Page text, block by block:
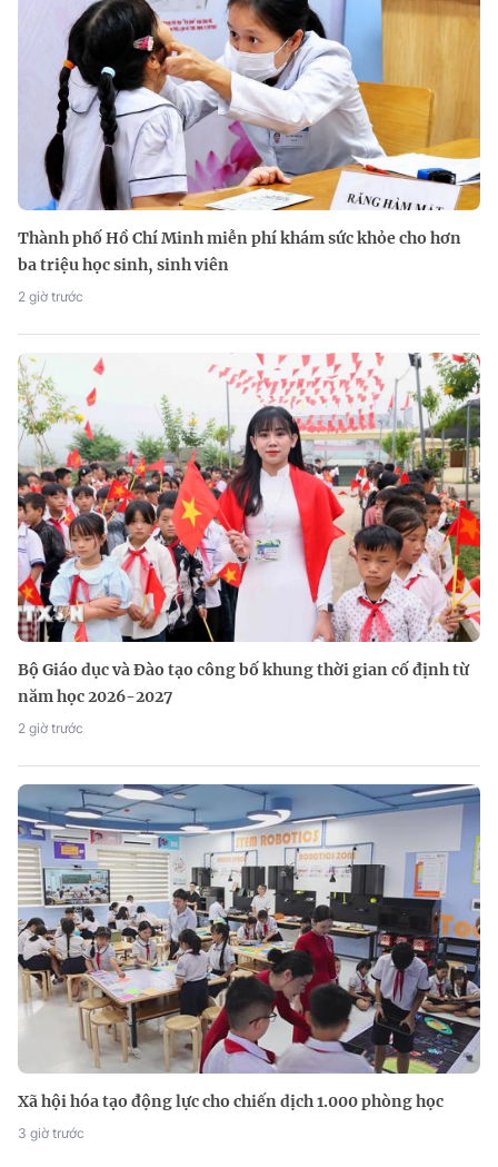
Thành phố Hồ Chí Minh miễn phí khám sức khỏe cho hơn
ba triệu học sinh, sinh viên
2 giờ trước
Bộ Giáo dục và Đào tạo công bố khung thời gian cố định từ
năm học 2026-2027
2 giờ trước
Xã hội hóa tạo động lực cho chiến dịch 1.000 phòng học
3 giờ trước